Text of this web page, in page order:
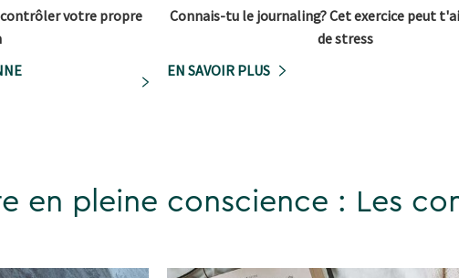
contrôler votre propre
Connais-tu le journaling? Cet exercice peut
de stress
EN SAVOIR PLUS
en pleine conscience : Les